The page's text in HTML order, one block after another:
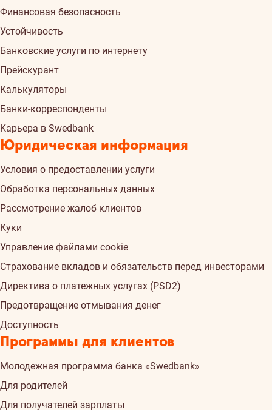
Финансовая безопасность
Устойчивость
Банковские услуги по интернету
Прейскурант
Калькуляторы
Банки-корреспонденты
Kарьера в Swedbank
Юридическая информация
Условия о предоставлении услуги
Обработка персональных данных
Рассмотрение жалоб клиентов
Kуки
Управление файлами cookie
Страхованиe вкладов и обязательств перед инвесторами
Директива о платежных услугах (PSD2)
Предотвращение отмывания денег
Доступность
Программы для клиентов
Молодежная программа банка «Swedbank»
Для родителей
Для получателей зарплаты